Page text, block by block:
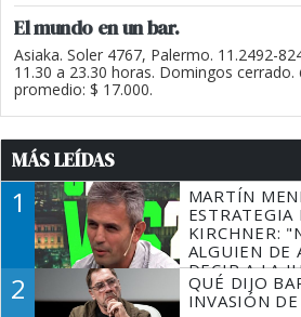
El mundo en un bar.
Asiaka. Soler 4767, Palermo. 11.2492-
11.30 a 23.30 horas. Domingos cerrado.
promedio: $ 17.000.
MÁS LEÍDAS
1
MARTÍN
ESTRATEGIA
KIRCHNER:
ALGUIEN DE
DECIR A LA
TIENE QUE
2
QUÉ DIJO
INVASIÓN